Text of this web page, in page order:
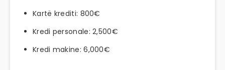
Kartë krediti: 800€
Kredi personale: 2,500€
Kredi makine: 6,000€